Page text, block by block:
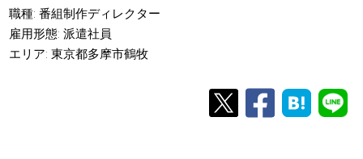
職種: 番組制作ディレクター
雇用形態: 派遣社員
エリア: 東京都多摩市鶴牧